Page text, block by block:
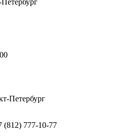
Петербург
(812) 777-10-77